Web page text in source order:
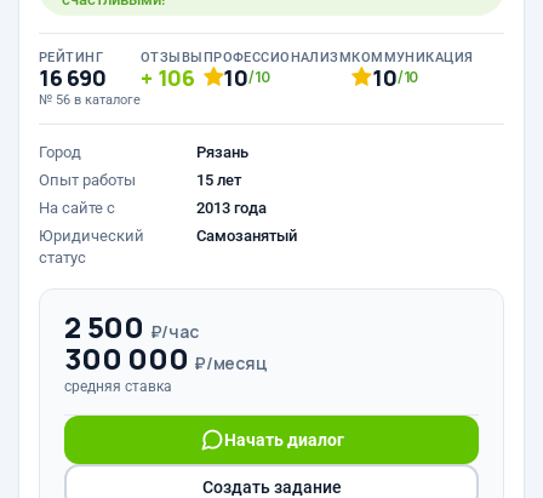
РЕЙТИНГ
16 690
№ 56 в каталоге
ОТЗЫВЫ
106
ПРОФЕССИОНАЛИЗМ
10/10
КОММУНИКАЦИЯ
10/10
Город
Рязань
Опыт работы
15 лет
На сайте с
2013 года
Юридический
статус
Самозанятый
2 500 ₽/час
300 000 ₽/месяц
средняя ставка
Начать диалог
Создать задание